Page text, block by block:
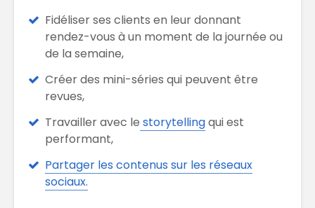
Fidéliser ses clients en leur donnant
rendez-vous à un moment de la journée ou
de la semaine,
Créer des mini-séries qui peuvent être
revues,
Travailler avec le storytellingqui est
performant,
Partager les contenus sur les réseaux
sociaux.